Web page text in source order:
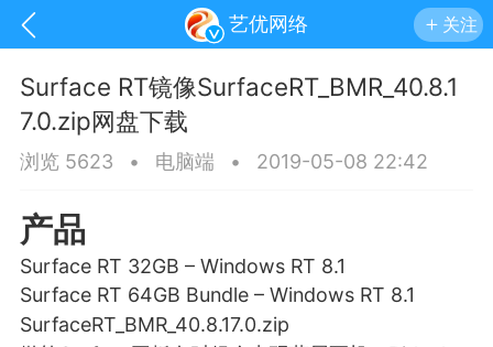
艺优网络 关注
Surface RT镜像SurfaceRT_BMR_40.8.1
7.0.zip网盘下载
浏览 5623 • 电脑端 • 2019-05-08 22:42
产品
Surface RT 32GB – Windows RT 8.1
Surface RT 64GB Bundle – Windows RT 8.1
SurfaceRT_BMR_40.8.17.0.zip